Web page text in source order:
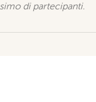
di partecipanti.